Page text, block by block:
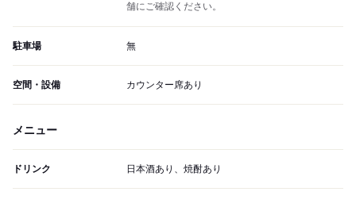
舗にご確認ください。
駐車場 無
空間・設備 カウンター席あり
メニュー
ドリンク 日本酒あり、焼酎あり